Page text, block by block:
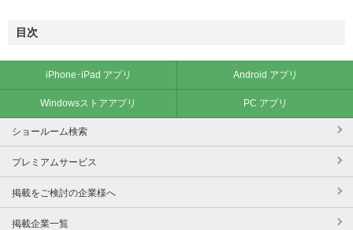
目次
iPhone･iPad アプリ Android アプリ
Windowsストアアプリ PC アプリ
ショールーム検索
プレミアムサービス
掲載をご検討の企業様へ
掲載企業一覧